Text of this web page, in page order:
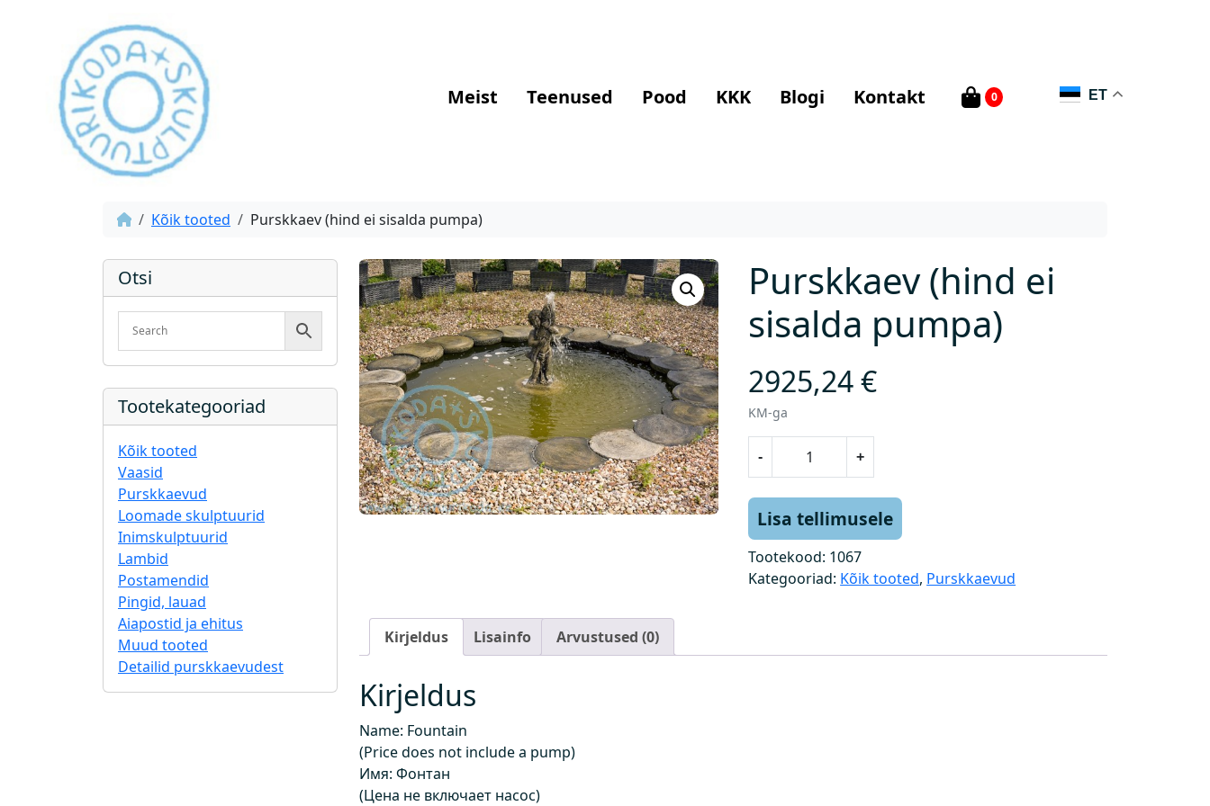
Meist Teenused Pood KKK Blogi Kontakt 0 ET
Kõik tooted Purskkaev (hind ei sisalda pumpa)
Otsi
Tootekategooriad
Kõik tooted
Vaasid
Purskkaevud
Loomade skulptuurid
Inimskulptuurid
Lambid
Postamendid
Pingid, lauad
Aiapostid ja ehitus
Muud tooted
Detailid purskkaevudest
Purskkaev (hind ei
sisalda pumpa)
2925,24€
KM-ga
-
k
k
a
h
+
Lisa tellimusele
Tootekood: 1067
Kategooriad: Kõik tooted, Purskkaevud
Kirjeldus Lisainfo Arvustused (0)
Kirjeldus
Name: Fountain
(Price does not include a pump)
Имя: Фонтан
(Цена не включает насос)